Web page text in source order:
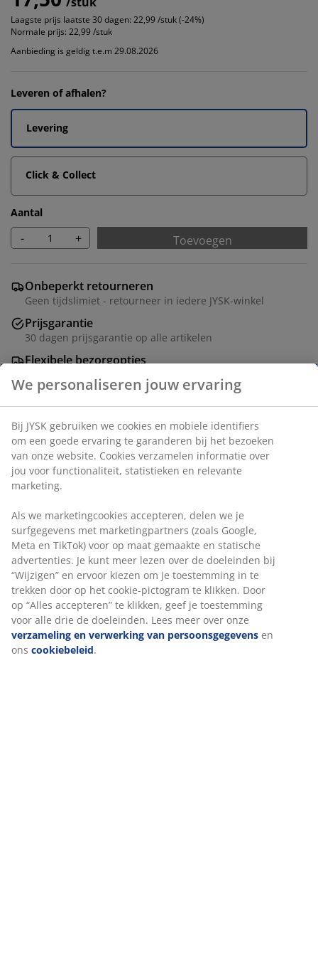
Laagste prijs laatste 30 dagen: 22,99 /stuk (-24%)
Normale prijs: 22,99 /stuk
Aanbieding is geldig t.e.m 29.08.2026
Leveren of afhalen?
Levering
Click & Collect
Aantal
- + Toevoegen
Onbeperkt retourneren
Geen tijdslimiet - retourneer in iedere JYSK-winkel
Prijsgarantie
30 dagen prijsgarantie op alle artikelen
Flexibele bezorgopties
Lantaarn met geweven ontwerp en zwarte details,
gemaakt van papier en staal. Het heeft een praktische
handgreep en binnenin zit een glazen houder voor een
kaars. De lantaarn combineert moderne en rustieke
Ø27 x H35 cm
Artikelnummer: 4912621
Specificaties
We personaliseren jouw ervaring
Bij JYSK gebruiken we cookies en mobiele identifiers
om een goede ervaring te garanderen bij het bezoeken
van onze website. Cookies verzamelen informatie over
jou voor functionaliteit, statistieken en relevante
marketing.
Als we marketingcookies accepteren, delen we je
surfgegevens met marketingpartners (zoals Google,
Meta en TikTok) voor op maat gemaakte en statische
advertenties. Je kunt meer lezen over de doeleinden bij
“Wijzigen” en ervoor kiezen om je toestemming in te
trekken door op het cookie-pictogram te klikken. Door
op “Alles accepteren” te klikken, geef je toestemming
voor alle drie de doeleinden. Lees meer over onze
verzameling en verwerking van persoonsgegevens en
ons cookiebeleid.